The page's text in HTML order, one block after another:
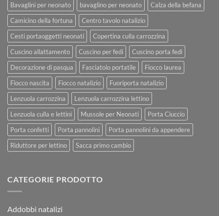
Bavaglini per neonato
bavaglino per neonato
Calza della befana
Camicino della fortuna
Centro tavolo natalizio
Cesti portaoggetti neonati
Copertina culla carrozzina
Cuscino allattamento
Cuscino per fedi
Cuscino porta fedi
Decorazione di pasqua
Fasciatoio portatile
Fiocco laurea
Fiocco nascita
Fiocco natalizio
Fuoriporta natalizio
Lenzuola carrozzina
Lenzuola carrozzina lettino
Lenzuola culla e lettini
Mussole per Neonati
Porta Ciuccio
Porta confetti
Porta pannolini
Porta pannolini da appendere
Riduttore per lettino
Sacca primo cambio
CATEGORIE PRODOTTO
Addobbi natalizi